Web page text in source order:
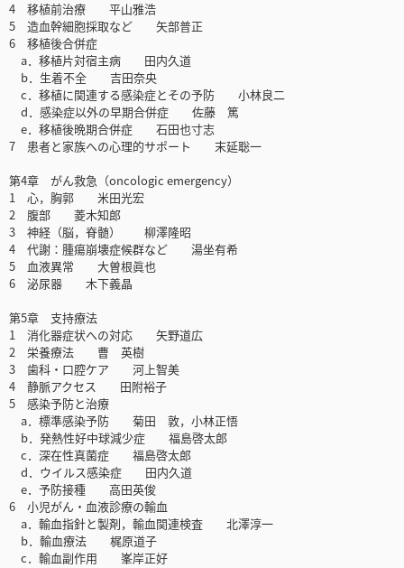
4 移植前治療 平山雅浩
5 造血幹細胞採取など 矢部普正
6 移植後合併症
a．移植片対宿主病 田内久道
b．生着不全 吉田奈央
c．移植に関連する感染症とその予防 小林良二
d．感染症以外の早期合併症 佐藤 篤
e．移植後晩期合併症 石田也寸志
7 患者と家族への心理的サポート 末延聡一
第4章 がん救急（oncologic emergency）
1 心，胸郭 米田光宏
2 腹部 菱木知郎
3 神経（脳，脊髄） 柳澤隆昭
4 代謝：腫瘍崩壊症候群など 湯坐有希
5 血液異常 大曽根眞也
6 泌尿器 木下義晶
第5章 支持療法
1 消化器症状への対応 矢野道広
2 栄養療法 曹 英樹
3 歯科・口腔ケア 河上智美
4 静脈アクセス 田附裕子
5 感染予防と治療
a．標準感染予防 菊田 敦，小林正悟
b．発熱性好中球減少症 福島啓太郎
c．深在性真菌症 福島啓太郎
d．ウイルス感染症 田内久道
e．予防接種 高田英俊
6 小児がん・血液診療の輸血
a．輸血指針と製剤，輸血関連検査 北澤淳一
b．輸血療法 梶原道子
c．輸血副作用 峯岸正好